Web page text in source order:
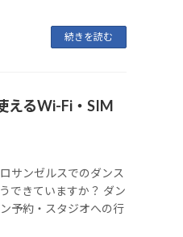
続きを読む
えるWi-Fi・SIM
サンゼルスでのダンス
できていますか？ ダン
予約・スタジオへの行